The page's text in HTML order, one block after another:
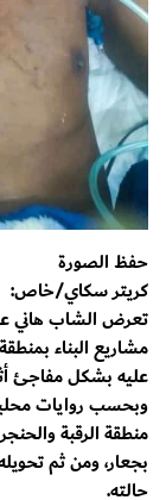
حفظ الصورة
كريتر سكاي/خاص:
تعرض الشاب هاني
مشاريع البناء
عليه بشكل مفاجئ
وبحسب روايات
منطقة الرقبة
بجعار، ومن ثم
حالته.